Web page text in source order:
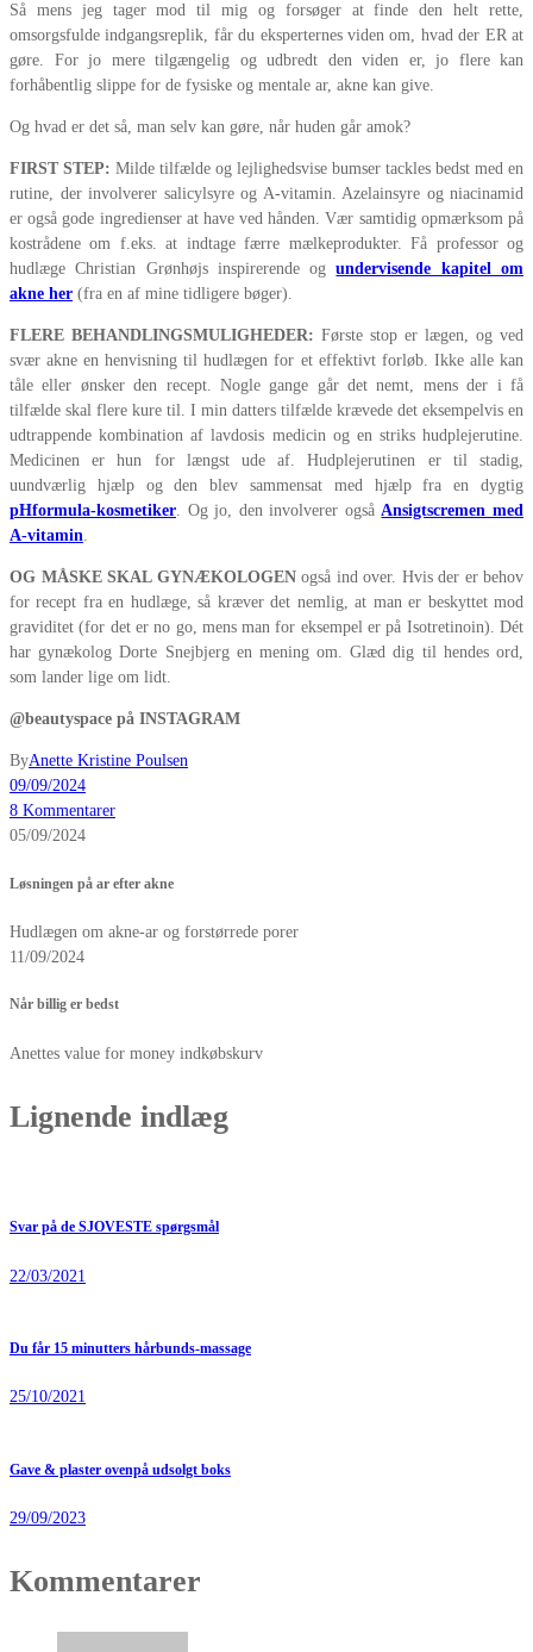
Så mens jeg tager mod til mig og forsøger at finde den helt rette,
omsorgsfulde indgangsreplik, får du eksperternes viden om, hvad der ER at
gøre. For jo mere tilgængelig og udbredt den viden er, jo flere kan
forhåbentlig slippe for de fysiske og mentale ar, akne kan give.
Og hvad er det så, man selv kan gøre, når huden går amok?
FIRST STEP: Milde tilfælde og lejlighedsvise bumser tackles bedst med en
rutine, der involverer salicylsyre og A-vitamin. Azelainsyre og niacinamid
er også gode ingredienser at have ved hånden. Vær samtidig opmærksom på
kostrådene om f.eks. at indtage færre mælkeprodukter. Få professor og
hudlæge Christian Grønhøjs inspirerende ogundervisende kapitel om
akne her (fra en af mine tidligere bøger).
FLERE BEHANDLINGSMULIGHEDER: Første stop er lægen, og ved
svær akne en henvisning til hudlægen for et effektivt forløb. Ikke alle kan
tåle eller ønsker den recept. Nogle gange går det nemt, mens der i få
tilfælde skal flere kure til. I min datters tilfælde krævede det eksempelvis en
udtrappende kombination af lavdosis medicin og en striks hudplejerutine.
Medicinen er hun for længst ude af. Hudplejerutinen er til stadig,
uundværlig hjælp og den blev sammensat med hjælp fra en dygtig
pHformula-kosmetiker. Og jo, den involverer ogsåAnsigtscremen med
A-vitamin.
OG MÅSKE SKAL GYNÆKOLOGENogså ind over. Hvis der er behov
for recept fra en hudlæge, så kræver det nemlig, at man er beskyttet mod
graviditet (for det er no go, mens man for eksempel er på Isotretinoin). Dét
har gynækolog Dorte Snejbjerg en mening om. Glæd dig til hendes ord,
som lander lige om lidt.
@beautyspace på INSTAGRAM
ByAnette Kristine Poulsen
09/09/2024
8 Kommentarer
05/09/2024
Løsningen på ar efter akne
Hudlægen om akne-ar og forstørrede porer
11/09/2024
Når billig er bedst
Anettes value for money indkøbskurv
Lignende indlæg
Svar på de SJOVESTE spørgsmål
22/03/2021
Du får 15 minutters hårbunds-massage
25/10/2021
Gave & plaster ovenpå udsolgt boks
29/09/2023
Kommentarer